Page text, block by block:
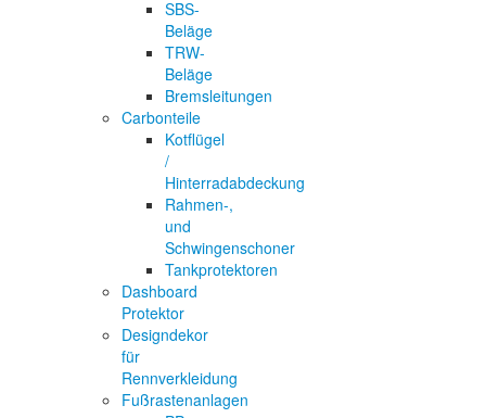
SBS-
Beläge
TRW-
Beläge
Bremsleitungen
Carbonteile
Kotflügel
/
Hinterradabdeckung
Rahmen-,
und
Schwingenschoner
Tankprotektoren
Dashboard
Protektor
Designdekor
für
Rennverkleidung
Fußrastenanlagen